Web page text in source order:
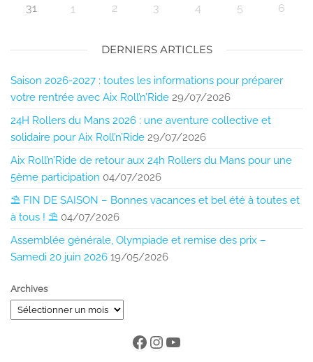
31
1 2 3 4 5 6
DERNIERS ARTICLES
Saison 2026-2027 : toutes les informations pour préparer
votre rentrée avec Aix Roll’n’Ride 29/07/2026
24H Rollers du Mans 2026 : une aventure collective et
solidaire pour Aix Roll’n’Ride 29/07/2026
Aix Roll’n’Ride de retour aux 24h Rollers du Mans pour une
5ème participation 04/07/2026
⛱️ FIN DE SAISON – Bonnes vacances et bel été à toutes et
à tous ! ⛱️ 04/07/2026
Assemblée générale, Olympiade et remise des prix –
Samedi 20 juin 2026 19/05/2026
Archives